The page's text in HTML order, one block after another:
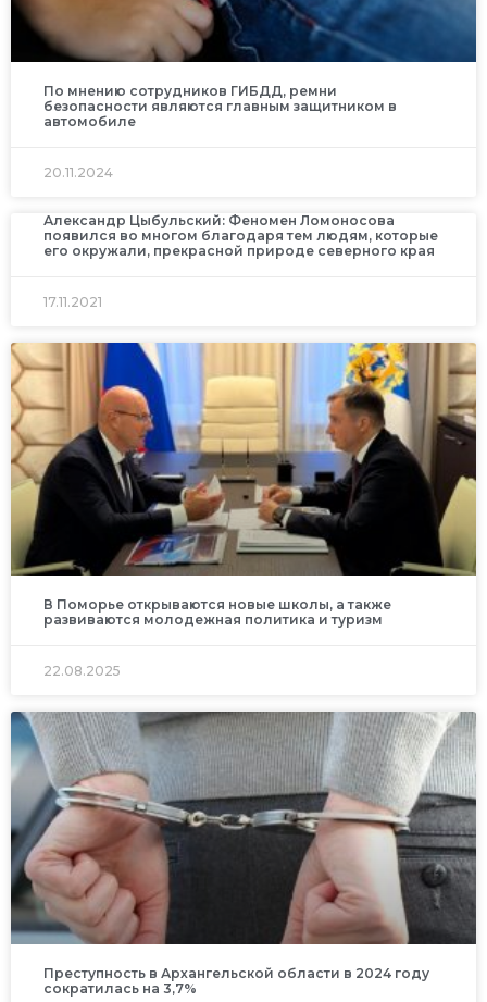
По мнению сотрудников ГИБДД, ремни
безопасности являются главным защитником в
автомобиле
20.11.2024
Александр Цыбульский: Феномен Ломоносова
появился во многом благодаря тем людям, которые
его окружали, прекрасной природе северного края
17.11.2021
В Поморье открываются новые школы, а также
развиваются молодежная политика и туризм
22.08.2025
Преступность в Архангельской области в 2024 году
сократилась на 3,7%